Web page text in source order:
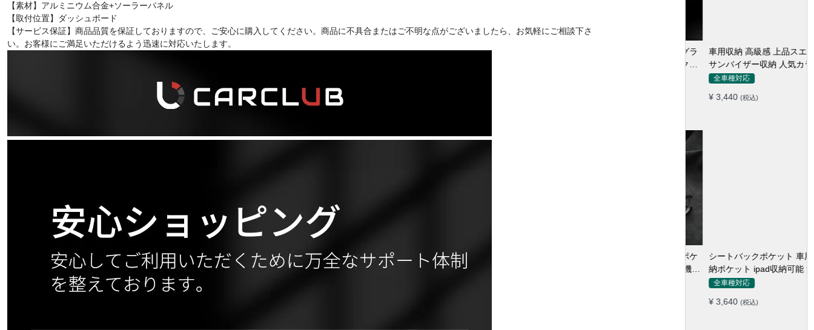
【素材】アルミニウム合金+ソーラーパネル
【取付位置】ダッシュボード
【サービス保証】商品品質を保証しておりますので、ご安心に購入してください。商品に不具合またはご不明な点がございましたら、お気軽にご相談下さ
い。お客様にご満足いただけるよう迅速に対応いたします。
車用収納 高級感 上品スエード
サンバイザー収納 人気カラー
実用 おしゃれ レシート カー
全車種対応
¥ 3,440 (税込)
シートバックポケット 車用収
納ポケット ipad収納可能 汚れ
防止 子供のキック対策
全車種対応
¥ 3,640 (税込)